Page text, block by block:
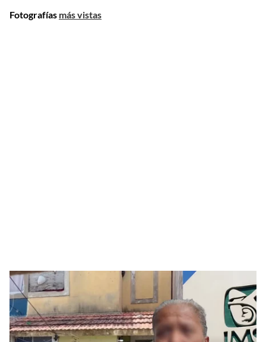
Fotografías más vistas